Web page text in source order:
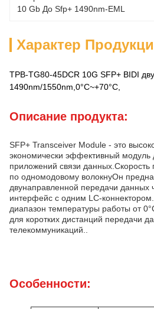
10 Gb До Sfp+ 1490nm-EML
Характер
TPB-TG80-45DCR 10G SFP+ BIDI
1490nm/1550nm,0°C~+70°C,
Описание продукта:
SFP+ Transceiver Module - это
экономически эффективный модуль
приложений связи
по одномодовому волокнуОн
двунаправленной передачи данных
интерфейс с одним LC-
диапазон температуры работы от
для коротких дистанций передачи
телекоммуникаций..
Особенности: